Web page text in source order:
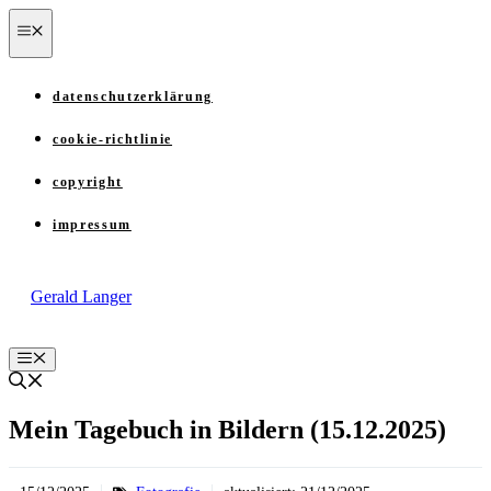
Zum
Inhalt
springen
datenschutzerklärung
cookie-richtlinie
copyright
impressum
Gerald Langer
Menü
Mein Tagebuch in Bildern (15.12.2025)